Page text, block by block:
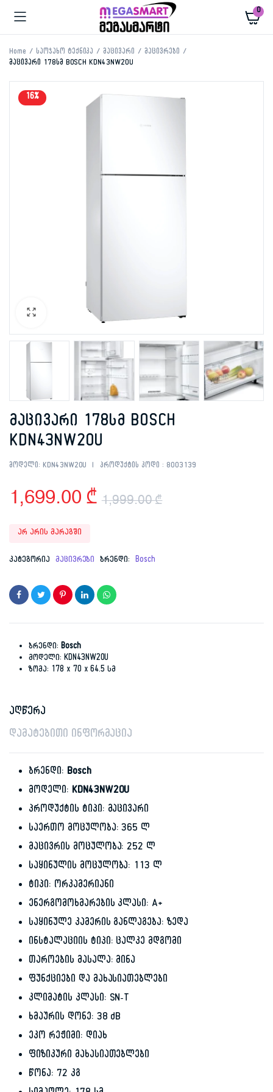
0
Home საოჯახო ტექნიკა მაცივარი
მაცივრები
მაცივარი 178სმ BOSCH KDN43NW20U
16%
მაცივარი 178სმ BOSCH
KDN43NW20U
მოდელი: KDN43NW20U პროდუქტის კოდი : 8003139
1,999.00₾
1,699.00 ₾
არ არის მარაგში
კატეგორია მაცივრები ბრენდი: Bosch
ბრენდი: Bosch
მოდელი: KDN43NW20U
ზომა: 178 x 70 x 64.5 სმ
აღწერა
დამატებითი ინფორმაცია
ბრენდი: Bosch
მოდელი: KDN43NW20U
პროდუქტის ტიპი: მაცივარი
საერთო მოცულობა: 365 ლ
მაცივრის მოცულობა: 252 ლ
საყინულის მოცულობა: 113 ლ
ტიპი: ორკამერიანი
ენერგომოხმარების კლასი: A+
საყინულე კამერის განლაგება: ზედა
ინსტალაციის ტიპი: ცალკე მდგომი
თაროების მასალა: მინა
ფუნქციები და მახასიათებლები
კლიმატის კლასი: SN-T
ხმაურის დონე: 38 dB
ეკო რეჟიმი: დიახ
ფიზიკური მახასიათებლები
წონა: 72 კგ